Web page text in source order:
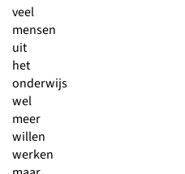
veel
mensen
uit
het
onderwijs
wel
meer
willen
werken